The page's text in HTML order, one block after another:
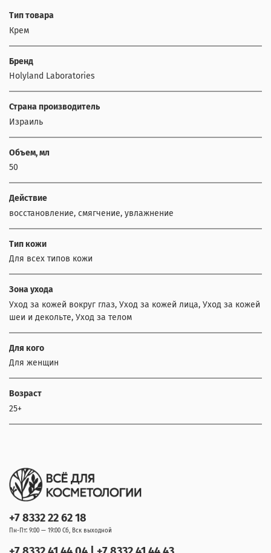
Тип товара
Крем
Бренд
Holyland Laboratories
Страна производитель
Израиль
Объем, мл
50
Действие
восстановление, смягчение, увлажнение
Тип кожи
Для всех типов кожи
Зона ухода
Уход за кожей вокруг глаз, Уход за кожей лица, Уход за кожей
шеи и декольте, Уход за телом
Для кого
Для женщин
Возраст
25+
+7 8332 22 62 18
Пн-Пт: 9:00 — 19:00 Сб, Вск выходной